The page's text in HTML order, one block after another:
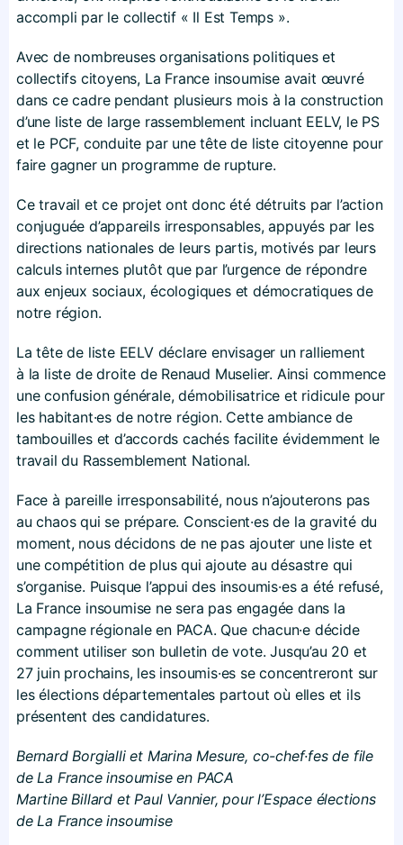
accompli par le collectif « Il Est Temps ».
Avec de nombreuses organisations politiques et
collectifs citoyens, La France insoumise avait œuvré
dans ce cadre pendant plusieurs mois à la construction
d’une liste de large rassemblement incluant EELV, le PS
et le PCF, conduite par une tête de liste citoyenne pour
faire gagner un programme de rupture.
Ce travail et ce projet ont donc été détruits par l’action
conjuguée d’appareils irresponsables, appuyés par les
directions nationales de leurs partis, motivés par leurs
calculs internes plutôt que par l’urgence de répondre
aux enjeux sociaux, écologiques et démocratiques de
notre région.
La tête de liste EELV déclare envisager un ralliement
à la liste de droite de Renaud Muselier. Ainsi commence
une confusion générale, démobilisatrice et ridicule pour
les habitant·es de notre région. Cette ambiance de
tambouilles et d’accords cachés facilite évidemment le
travail du Rassemblement National.
Face à pareille irresponsabilité, nous n’ajouterons pas
au chaos qui se prépare. Conscient·es de la gravité du
moment, nous décidons de ne pas ajouter une liste et
une compétition de plus qui ajoute au désastre qui
s’organise. Puisque l’appui des insoumis·es a été refusé,
La France insoumise ne sera pas engagée dans la
campagne régionale en PACA. Que chacun·e décide
comment utiliser son bulletin de vote. Jusqu’au 20 et
27 juin prochains, les insoumis·es se concentreront sur
les élections départementales partout où elles et ils
présentent des candidatures.
Bernard Borgialli et Marina Mesure, co-chef·fes de file
de La France insoumise en PACA
Martine Billard et Paul Vannier, pour l’Espace élections
de La France insoumise